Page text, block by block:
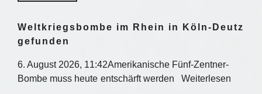
Weltkriegsbombe im Rhein in Köln-Deutz
gefunden
6. August 2026, 11:42Amerikanische Fünf-Zentner-
Bombe muss heute entschärft werden Weiterlesen